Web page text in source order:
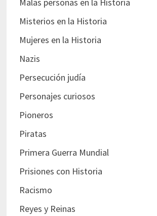
Malas personas en la Historia
Misterios en la Historia
Mujeres en la Historia
Nazis
Persecución judía
Personajes curiosos
Pioneros
Piratas
Primera Guerra Mundial
Prisiones con Historia
Racismo
Reyes y Reinas